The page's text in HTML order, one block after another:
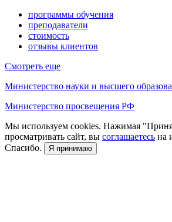
программы обучения
преподаватели
стоимость
отзывы клиентов
Смотреть еще
Министерство науки и высшего
Министерство просвещения РФ
Мы используем cookies. Нажимая
просматривать сайт, вы соглашаетесь на
Спасибо.
Я принимаю